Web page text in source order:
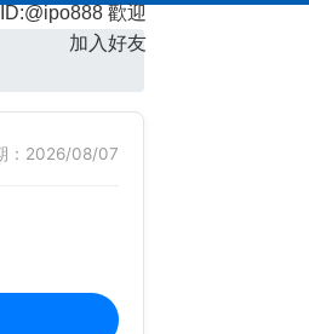
歡迎
加入好友
：2026/08/07